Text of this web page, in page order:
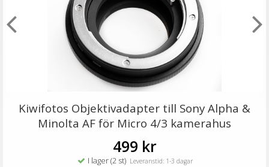
Step Up Ring 52-55mm - Gör filtergängan större
69 kr
Kiwifotos Objektivadapter till Sony Alpha &
Minolta AF för Micro 4/3 kamerahus
499 kr
I lager (2 st) Leveranstid: 1-3 dagar